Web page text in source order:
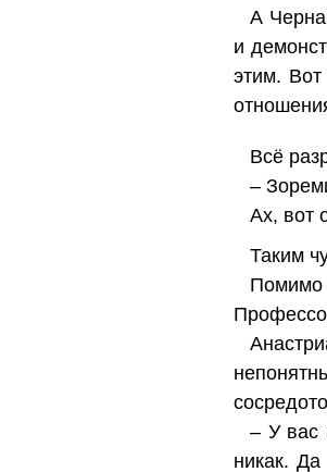
А
и
этим.
Всё
–
Ах, вот
Таким
Помимо
– У вас
никак.